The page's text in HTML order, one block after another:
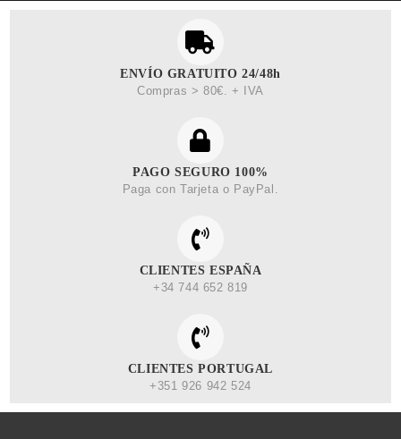
ENVÍO GRATUITO 24/48h
Compras > 80€. + IVA
PAGO SEGURO 100%
Paga con Tarjeta o PayPal.
CLIENTES ESPAÑA
+34 744 652 819
CLIENTES PORTUGAL
+351 926 942 524